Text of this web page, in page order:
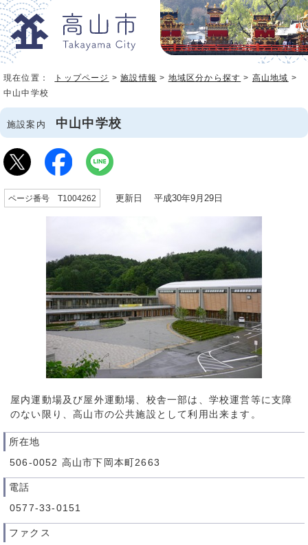
現在位置： トップページ >施設情報 > 地域区分から探す > 高山地域 >
中山中学校
施設案内 中山中学校
ページ番号 T1004262 更新日 平成30年9月29日
屋内運動場及び屋外運動場、校舎一部は、学校運営等に支障
のない限り、高山市の公共施設として利用出来ます。
所在地
506-0052 高山市下岡本町2663
電話
0577-33-0151
ファクス